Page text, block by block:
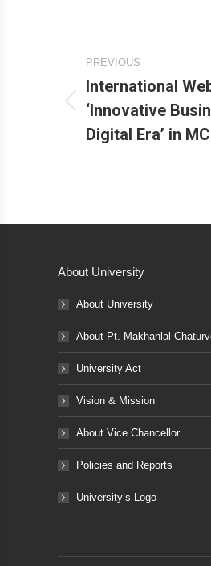
Post
navigation
PREVIOUS
Previous
post:
International
‘Innovative
Digital Era’ in
About University
About University
About Pt. Makhanlal
University Act
Vision & Mission
About Vice Chancellor
Policies and Reports
University’s Logo